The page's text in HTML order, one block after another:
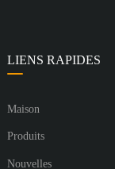
LIENS RAPIDES
Maison
Produits
Nouvelles